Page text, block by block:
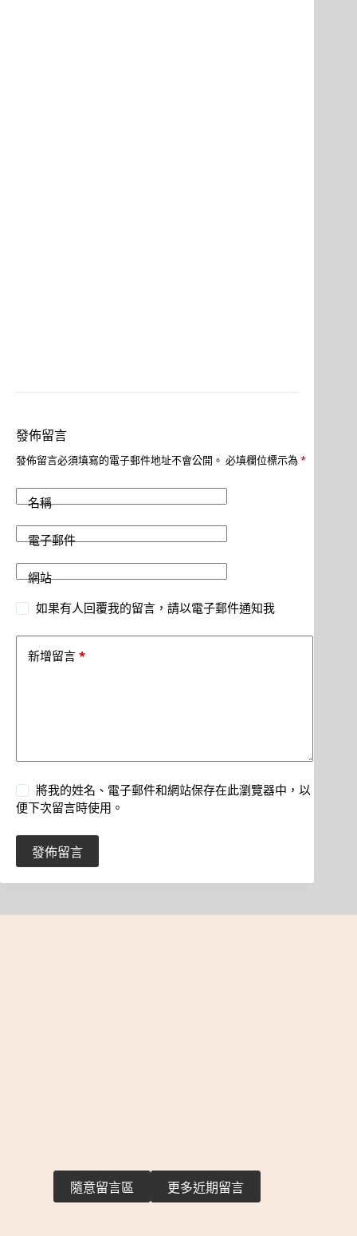
發佈留言
發佈留言必須填寫的電子郵件地址不會公開。 必填欄位標示為 *
名稱
電子郵件
網站
如果有人回覆我的留言，請以電子郵件通知我
新增留言 *
將我的姓名、電子郵件和網站保存在此瀏覽器中，以
便下次留言時使用。
發佈留言
隨意留言區 更多近期留言